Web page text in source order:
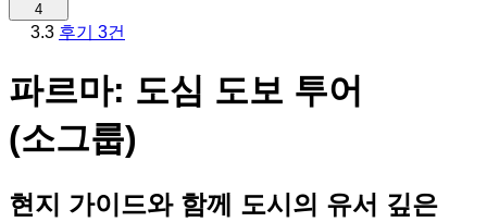
4
3.3 후기 3건
파르마: 도심 도보 투어
(소그룹)
현지 가이드와 함께 도시의 유서 깊은